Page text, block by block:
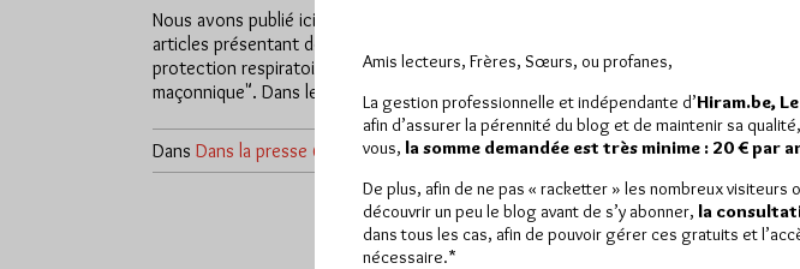
Nous avons publié ici et ici des
articles présentant des masque de
protection respiratoire "customisés
maçonnique". Dans le numéro de…
Dans Dans la presse 6 commentaires
Amis lecteurs, Frères, Sœurs, ou profanes,
La gestion professionnelle et indépendante d’Hiram.be,
afin d’assurer la pérennité du blog et de maintenir sa
vous, la somme demandée est très minime : 20 € par
De plus, afin de ne pas « racketter » les nombreux
découvrir un peu le blog avant de s’y abonner, la
dans tous les cas, afin de pouvoir gérer ces gratuits et
nécessaire.*